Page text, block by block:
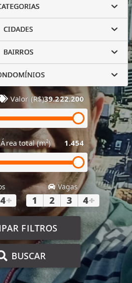
CIDADES
BAIRROS
Valor (R$)39.222.200
Área total (m²) 1.454
4+
Vagas
1 2 3 4+
FILTROS
BUSCAR